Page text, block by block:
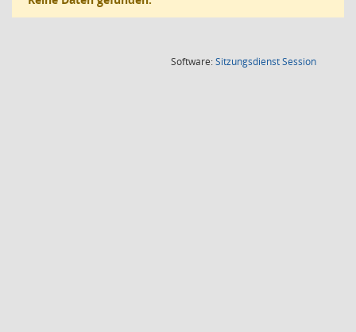
Software:SitzungsdienstSession(Wird in